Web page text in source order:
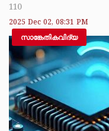
110
2025 Dec 02, 08:31 PM
സാങ്കേതികവിദ്യ